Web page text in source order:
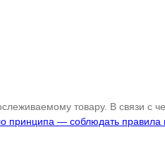
товару. В связи с
принципа — соблюдать правила